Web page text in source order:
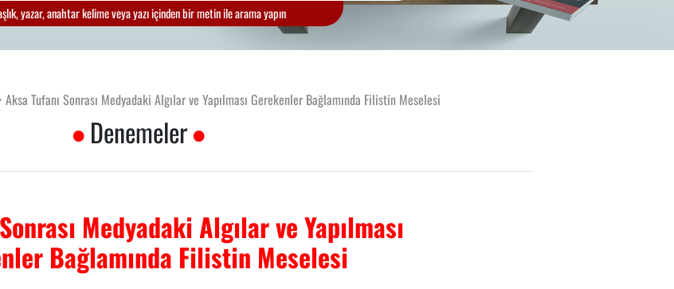
yazar, anahtar kelime veya yazı içinden bir metin ile arama yapın
Aksa Tufanı Sonrası Medyadaki Algılar ve Yapılması Gerekenler Bağlamında Filistin Meselesi
Denemeler
Medyadaki Algılar ve Yapılması
Bağlamında Filistin Meselesi